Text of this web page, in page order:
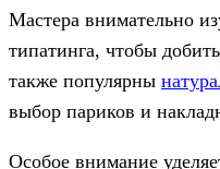
Мастера внимательно
типатинга, чтобы
также популярны
выбор париков и
Особое внимание